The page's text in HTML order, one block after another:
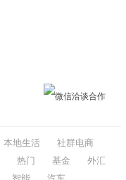
微信洽谈合作
本地生活
社群电商
热门 基金
外汇